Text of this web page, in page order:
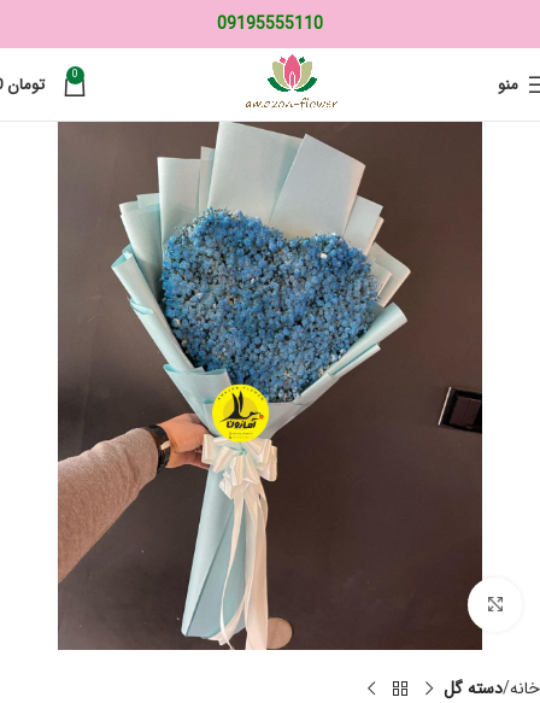
09195555110
منو 0 تومان0
برای بزرگنمایی کلیک کنید
خانه دسته گل